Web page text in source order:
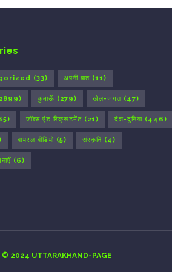
(33) अपनी बात (11)
कुमाऊँ (279) खेल-जगत (47)
जॉब्स एंड रिक्रूटमेंट (21) देश-दुनिया (446)
वायरल वीडियो (5) संस्कृति (4)
(6)
2024 UTTARAKHAND-PAGE